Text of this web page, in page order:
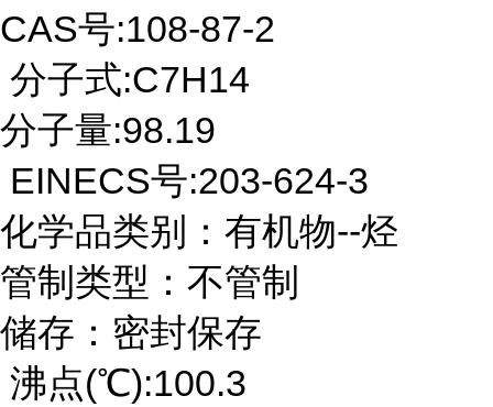
CAS号:108-87-2
分子式:C7H14
分子量:98.19
EINECS号:203-624-3
化学品类别：有机物--烃
管制类型：不管制
储存：密封保存
沸点(℃):100.3